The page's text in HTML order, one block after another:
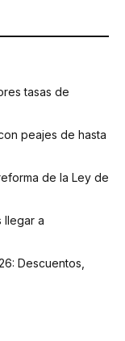
tasas de
peajes de hasta
de la Ley de
llegar a
Descuentos,